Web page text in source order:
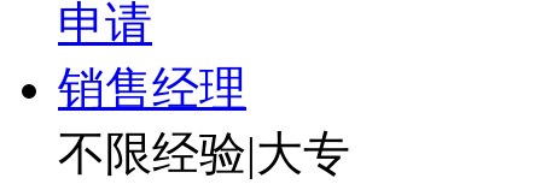
申请
销售经理
不限经验|大专